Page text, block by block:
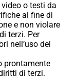
o testi da
al fine di
e non violare
terzi. Per
nell’uso del
prontamente
di terzi.